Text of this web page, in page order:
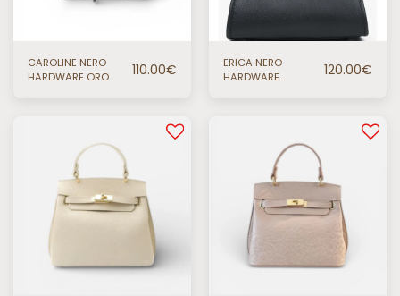
CAROLINE NERO
HARDWARE ORO
110.00€
ERICA NERO
HARDWARE
120.00€